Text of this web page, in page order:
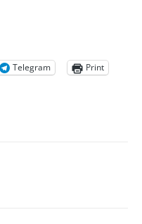
Telegram Print